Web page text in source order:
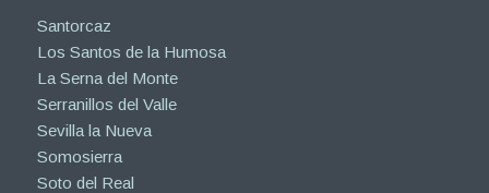
Santorcaz
Los Santos de la Humosa
La Serna del Monte
Serranillos del Valle
Sevilla la Nueva
Somosierra
Soto del Real